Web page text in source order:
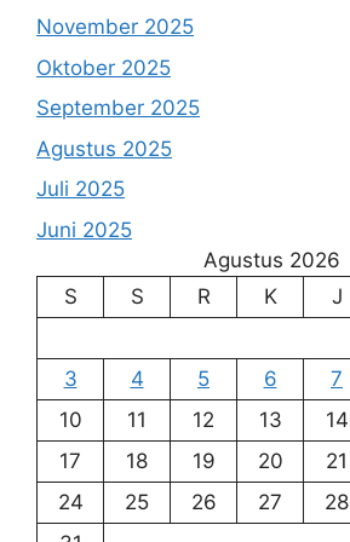
November 2025
Oktober 2025
September 2025
Agustus 2025
Juli 2025
Juni 2025
Agustus 2026
S
S R K J
3
4 5 6 7
10
11 12 13 14
17
18 19 20 21
24
25 26 27 28